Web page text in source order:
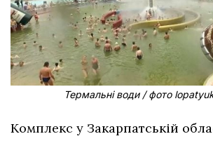
Термальні води / фото
Комплекс у Закарпатській